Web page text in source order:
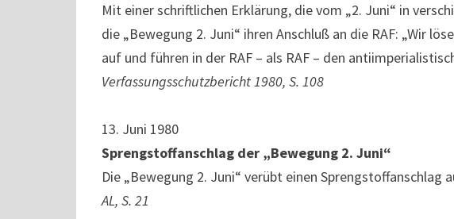
Mit einer schriftlichen Erklärung, die vom „2. Juni“ in
die „Bewegung 2. Juni“ ihren Anschluß an die RAF: „Wir
auf und führen in der RAF – als RAF – den
Verfassungsschutzbericht 1980, S. 108
13. Juni 1980
Sprengstoffanschlag der „Bewegung 2. Juni“
Die „Bewegung 2. Juni“ verübt einen Sprengstoffanschlag
AL, S. 21